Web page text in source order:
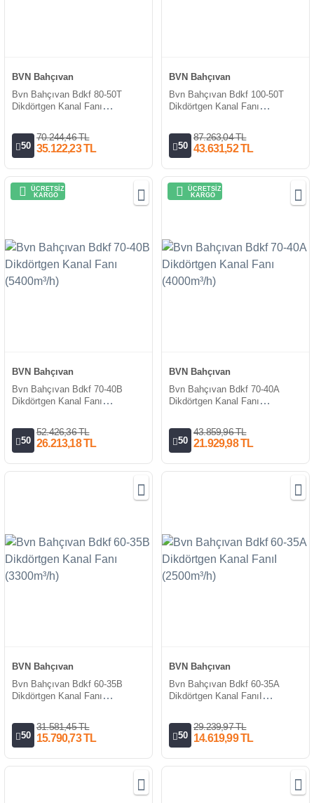
BVN Bahçıvan
Bvn Bahçıvan Bdkf 80-50T
Dikdörtgen Kanal Fanı
50
70.244,46 TL
35.122,23 TL
BVN Bahçıvan
Bvn Bahçıvan Bdkf 100-50T
Dikdörtgen Kanal Fanı
50
87.263,04 TL
43.631,52 TL
ÜCRETSİZ
KARGO
BVN Bahçıvan
Bvn Bahçıvan Bdkf 70-40B
Dikdörtgen Kanal Fanı
50
52.426,36 TL
26.213,18 TL
ÜCRETSİZ
KARGO
BVN Bahçıvan
Bvn Bahçıvan Bdkf 70-40A
Dikdörtgen Kanal Fanı
50
43.859,96 TL
21.929,98 TL
BVN Bahçıvan
Bvn Bahçıvan Bdkf 60-35B
Dikdörtgen Kanal Fanı
50
31.581,45 TL
15.790,73 TL
BVN Bahçıvan
Bvn Bahçıvan Bdkf 60-35A
Dikdörtgen Kanal FanıI
50
29.239,97 TL
14.619,99 TL